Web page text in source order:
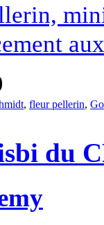
, fleur pellerin,
du